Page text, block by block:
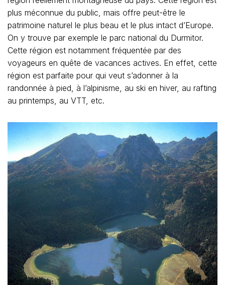
plus méconnue du public, mais offre peut-être le
patrimoine naturel le plus beau et le plus intact d’Europe.
On y trouve par exemple le parc national du Durmitor.
Cette région est notamment fréquentée par des
voyageurs en quête de vacances actives. En effet, cette
région est parfaite pour qui veut s’adonner à la
randonnée à pied, à l’alpinisme, au ski en hiver, au rafting
au printemps, au VTT, etc.